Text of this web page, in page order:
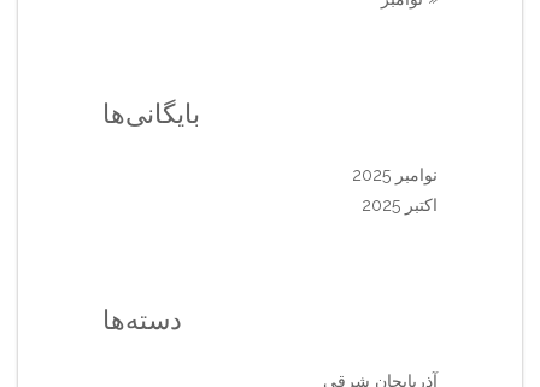
بایگانی‌ها
نوامبر 2025
اکتبر 2025
دسته‌ها
آذربایجان شرقی